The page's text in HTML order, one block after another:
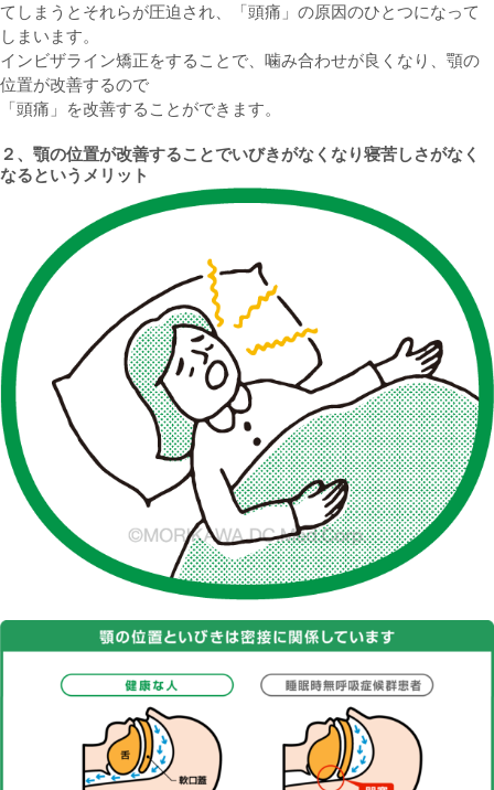
てしまうとそれらが圧迫され、「頭痛」の原因のひとつになって
しまいます。
インビザライン矯正をすることで、噛み合わせが良くなり、顎の
位置が改善するので
「頭痛」を改善することができます。
２、顎の位置が改善することでいびきがなくなり寝苦しさがなく
なるというメリット